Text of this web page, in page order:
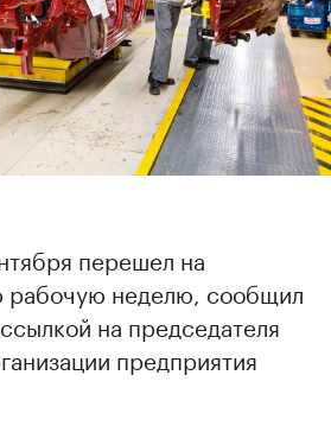
перешел на
рабочую неделю, сообщил
на председателя
предприятия